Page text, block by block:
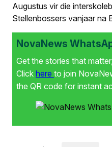
Augustus vir die
Stellenbossers vanjaar na
NovaNews
Get the stories that
Click here to join
the QR code for instant